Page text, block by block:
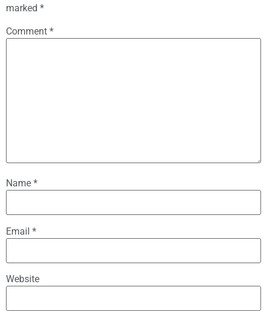
marked *
Comment *
Name *
Email *
Website